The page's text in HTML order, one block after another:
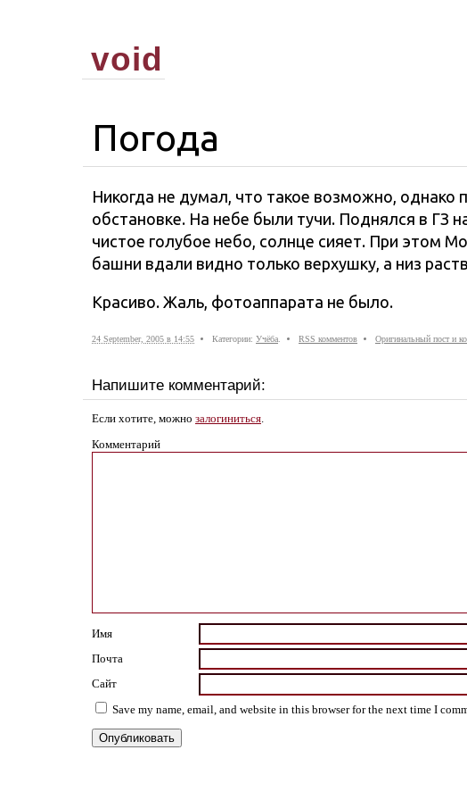
void
Погода
Никогда не думал, что такое возможно, однако
обстановке. На небе были тучи. Поднялся в ГЗ
чистое голубое небо, солнце сияет. При этом
башни вдали видно только верхушку, а низ
Красиво. Жаль, фотоаппарата не было.
24 September, 2005 в 14:55 Категории: Учёба. RSS комментов Оригинальный пост и
Напишите комментарий:
Если хотите, можно залогиниться.
Комментарий
Имя
Почта
Сайт
Save my name, email, and website in this browser for the next time I